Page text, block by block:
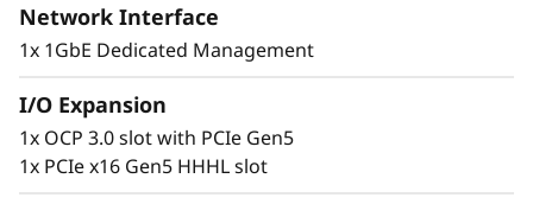
e
A
Network Interface
1x 1GbE Dedicated Management
I/O Expansion
1x OCP 3.0 slot with PCIe Gen5
1x PCIe x16 Gen5 HHHL slot